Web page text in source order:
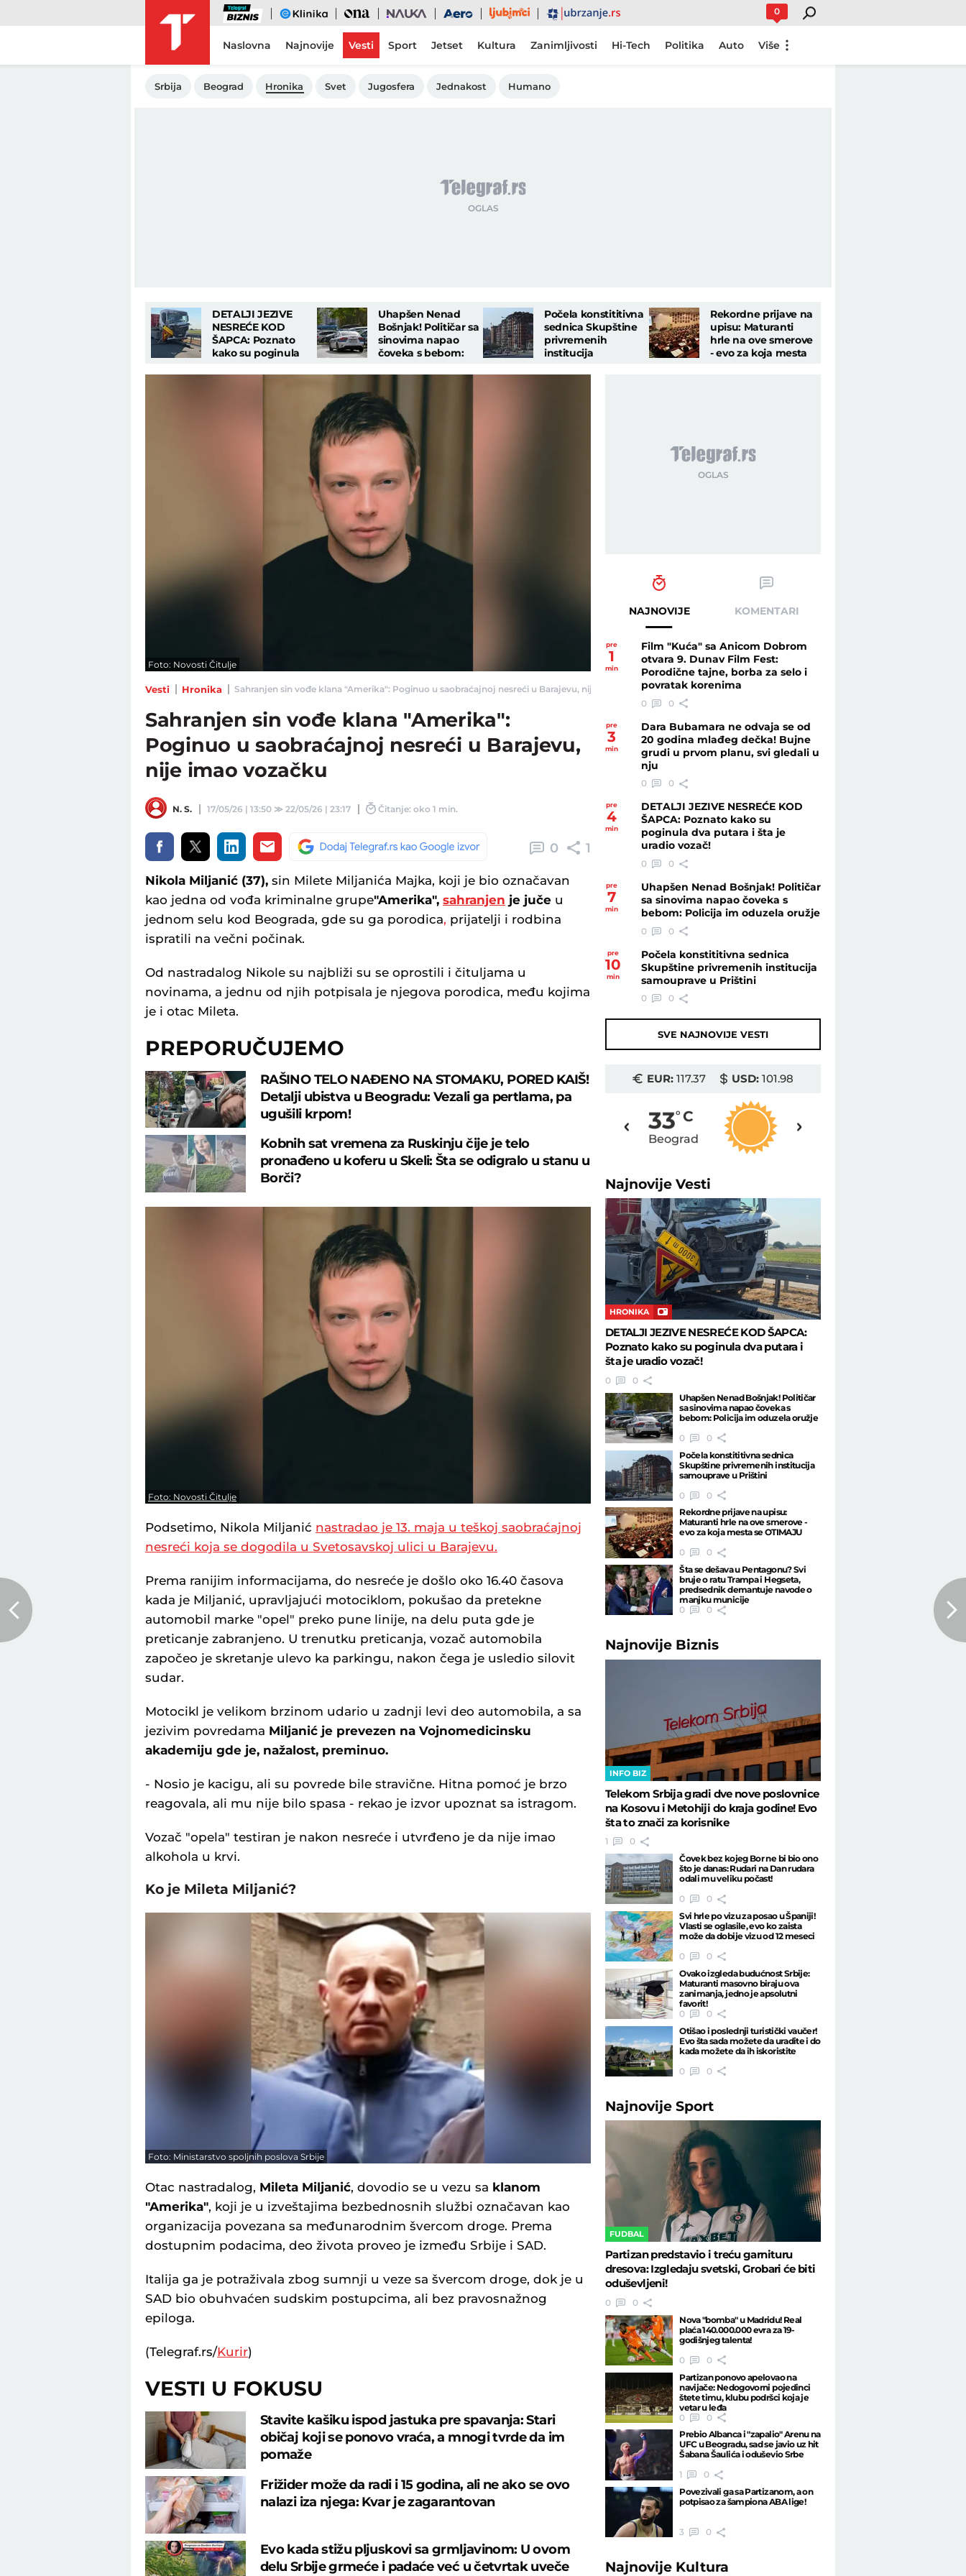
Biznis eKlinika Ona Nauka Aero Ljubimci Ubrzanje 0
Naslovna Najnovije Vesti Sport Jetset Kultura Zanimljivosti Hi-Tech Politika Auto Više
Srbija Beograd Hronika Svet Jugosfera Jednakost Humano
DETALJI JEZIVE
NESREĆE KOD
ŠAPCA: Poznato
kako su poginula
uradio vozač!
Uhapšen Nenad
Bošnjak! Političar sa
sinovima napao
čoveka s bebom:
oružje
Počela konstititivna
sednica Skupštine
privremenih
institucija
Prištini
Rekordne prijave na
upisu: Maturanti
hrle na ove smerove
- evo za koja mesta
Foto: Novosti Čitulje
Vesti Hronika Sahranjen sin vođe klana "Amerika": Poginuo u saobraćajnoj nesreći u Barajevu, nije imao vozačku - Vesti - Telegraf.rs
Sahranjen sin vođe klana "Amerika":
Poginuo u saobraćajnoj nesreći u Barajevu,
nije imao vozačku
N. S. 17/05/26 | 13:50 ≫ 22/05/26 | 23:17 Čitanje: oko 1 min.
0 1
Nikola Miljanić (37), sin Milete Miljanića Majka, koji je bio označavan
kao jedna od vođa kriminalne grupe"Amerika", sahranjen je juče u
jednom selu kod Beograda, gde su ga porodica, prijatelji i rodbina
ispratili na večni počinak.
Od nastradalog Nikole su najbliži su se oprostili i čituljama u
novinama, a jednu od njih potpisala je njegova porodica, među kojima
je i otac Mileta.
PREPORUČUJEMO
RAŠINO TELO NAĐENO NA STOMAKU, PORED KAIŠ!
Detalji ubistva u Beogradu: Vezali ga pertlama, pa
ugušili krpom!
Kobnih sat vremena za Ruskinju čije je telo
pronađeno u koferu u Skeli: Šta se odigralo u stanu u
Borči?
Foto: Novosti Čitulje
Podsetimo, Nikola Miljanić nastradao je 13. maja u teškoj saobraćajnoj
nesreći koja se dogodila u Svetosavskoj ulici u Barajevu.
Prema ranijim informacijama, do nesreće je došlo oko 16.40 časova
kada je Miljanić, upravljajući motociklom, pokušao da pretekne
automobil marke "opel" preko pune linije, na delu puta gde je
preticanje zabranjeno. U trenutku preticanja, vozač automobila
započeo je skretanje ulevo ka parkingu, nakon čega je usledio silovit
sudar.
Motocikl je velikom brzinom udario u zadnji levi deo automobila, a sa
jezivim povredama Miljanić je prevezen na Vojnomedicinsku
akademiju gde je, nažalost, preminuo.
- Nosio je kacigu, ali su povrede bile stravične. Hitna pomoć je brzo
reagovala, ali mu nije bilo spasa - rekao je izvor upoznat sa istragom.
Vozač "opela" testiran je nakon nesreće i utvrđeno je da nije imao
alkohola u krvi.
Ko je Mileta Miljanić?
Foto: Ministarstvo spoljnih poslova Srbije
Otac nastradalog, Mileta Miljanić, dovodio se u vezu sa klanom
"Amerika", koji je u izveštajima bezbednosnih službi označavan kao
organizacija povezana sa međunarodnim švercom droge. Prema
dostupnim podacima, deo života proveo je između Srbije i SAD.
Italija ga je potraživala zbog sumnji u veze sa švercom droge, dok je u
SAD bio obuhvaćen sudskim postupcima, ali bez pravosnažnog
epiloga.
(Telegraf.rs/Kurir)
VESTI U FOKUSU
Stavite kašiku ispod jastuka pre spavanja: Stari
običaj koji se ponovo vraća, a mnogi tvrde da im
pomaže
Frižider može da radi i 15 godina, ali ne ako se ovo
nalazi iza njega: Kvar je zagarantovan
Evo kada stižu pljuskovi sa grmljavinom: U ovom
delu Srbije grmeće i padaće već u četvrtak uveče
NAJNOVIJE KOMENTARI
pre
1
min
Film "Kuća" sa Anicom Dobrom
otvara 9. Dunav Film Fest:
Porodične tajne, borba za selo i
povratak korenima
0 0
pre
3
min
Dara Bubamara ne odvaja se od
20 godina mlađeg dečka! Bujne
grudi u prvom planu, svi gledali u
nju
0 0
pre
4
min
DETALJI JEZIVE NESREĆE KOD
ŠAPCA: Poznato kako su
poginula dva putara i šta je
uradio vozač!
0 0
pre
7
min
Uhapšen Nenad Bošnjak! Političar
sa sinovima napao čoveka s
bebom: Policija im oduzela oružje
0 0
pre
10
min
Počela konstititivna sednica
Skupštine privremenih institucija
samouprave u Prištini
0 0
SVE NAJNOVIJE VESTI
EUR:117.37 USD: 101.98
Priština
33o C
Beograd
NajnovijeVesti
HRONIKA
DETALJI JEZIVE NESREĆE KOD ŠAPCA:
Poznato kako su poginula dva putara i
šta je uradio vozač!
0
0
Uhapšen Nenad Bošnjak! Političar
sa sinovima napao čoveka s
bebom: Policija im oduzela oružje
0
0
Počela konstititivna sednica
Skupštine privremenih institucija
samouprave u Prištini
0
0
Rekordne prijave na upisu:
Maturanti hrle na ove smerove -
evo za koja mesta se OTIMAJU
0
0
Šta se dešava u Pentagonu? Svi
bruje o ratu Trampa i Hegseta,
predsednik demantuje navode o
manjku municije
0
0
Najnovije Biznis
INFO BIZ
Telekom Srbija gradi dve nove poslovnice
na Kosovu i Metohiji do kraja godine! Evo
šta to znači za korisnike
1
0
Čovek bez kojeg Bor ne bi bio ono
što je danas: Rudari na Dan rudara
odali mu veliku počast!
0
0
Svi hrle po vizu za posao u Španiji!
Vlasti se oglasile, evo ko zaista
može da dobije vizu od 12 meseci
0
0
Ovako izgleda budućnost Srbije:
Maturanti masovno biraju ova
zanimanja, jedno je apsolutni
favorit!
0
0
Otišao i poslednji turistički vaučer!
Evo šta sada možete da uradite i do
kada možete da ih iskoristite
0
0
NajnovijeSport
FUDBAL
Partizan predstavio i treću garnituru
dresova: Izgledaju svetski, Grobari će biti
oduševljeni!
0
0
Nova "bomba" u Madridu! Real
plaća 140.000.000 evra za 19-
godišnjeg talenta!
0
0
Partizan ponovo apelovao na
navijače: Nedogovorni pojedinci
štete timu, klubu podršci koja je
vetar u leđa
0
0
Prebio Albanca i "zapalio" Arenu na
UFC u Beogradu, sad se javio uz hit
Šabana Šaulića i oduševio Srbe
1
0
Povezivali ga sa Partizanom, a on
potpisao za šampiona ABA lige!
3 0
Najnovije Kultura